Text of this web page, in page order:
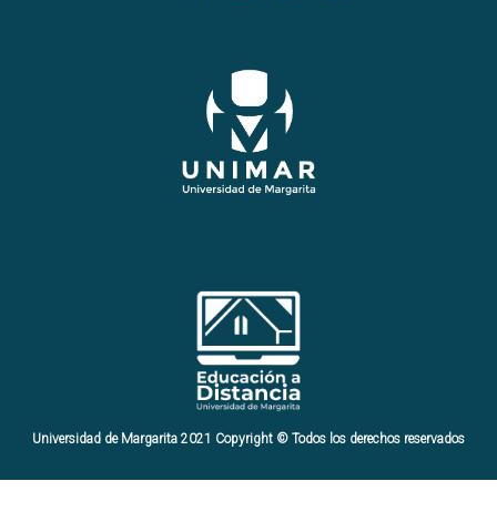
Universidad de Margarita 2021 Copyright © Todos los derechos reservados